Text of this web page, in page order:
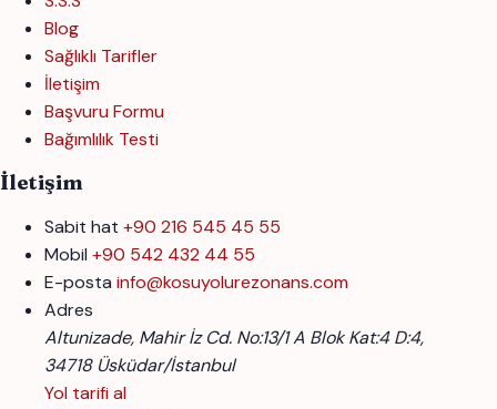
Blog
Sağlıklı Tarifler
İletişim
Başvuru Formu
Bağımlılık Testi
İletişim
Sabit hat +90 216 545 45 55
Mobil +90 542 432 44 55
E-posta info@kosuyolurezonans.com
Adres
Altunizade, Mahir İz Cd. No:13/1 A Blok Kat:4 D:4,
34718 Üsküdar/İstanbul
Yol tarifi al